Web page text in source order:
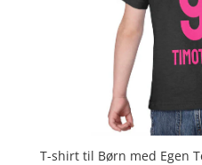
T-shirt til Børn med Egen